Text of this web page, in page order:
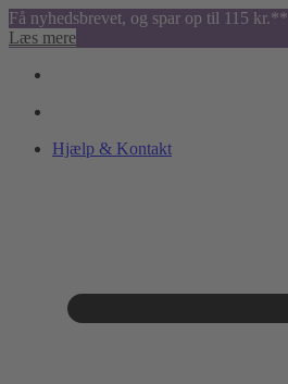
Få nyhedsbrevet, og spar op til 115 kr.**
Læs mere
Hjælp & Kontakt